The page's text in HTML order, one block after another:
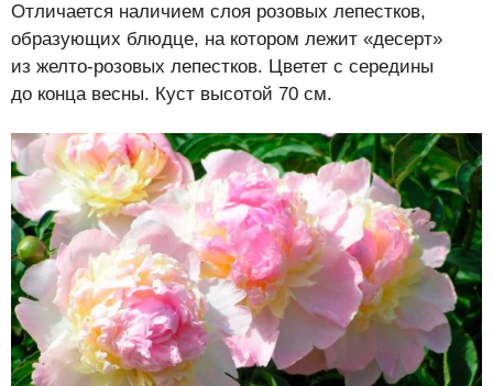
Отличается наличием слоя розовых лепестков,
образующих блюдце, на котором лежит «десерт»
из желто-розовых лепестков. Цветет с середины
до конца весны. Куст высотой 70 см.